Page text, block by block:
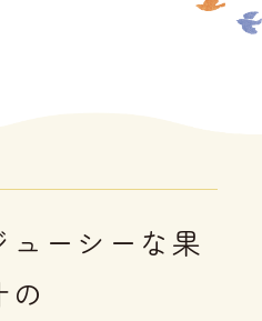
ューシーな果
の